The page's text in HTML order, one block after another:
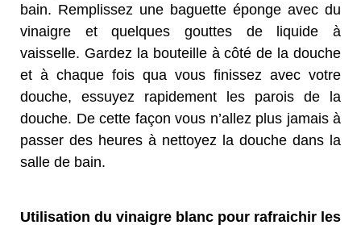
bain. Remplissez une baguette éponge avec du
vinaigre et quelques gouttes de liquide à
vaisselle. Gardez la bouteille à côté de la douche
et à chaque fois qua vous finissez avec votre
douche, essuyez rapidement les parois de la
douche. De cette façon vous n’allez plus jamais à
passer des heures à nettoyez la douche dans la
salle de bain.
Utilisation du vinaigre blanc pour rafraichir les